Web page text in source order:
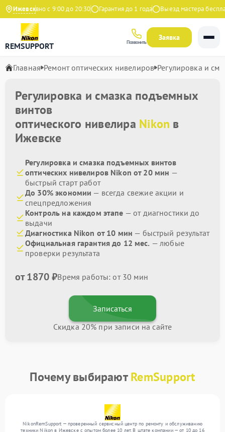
Ижевск
Ежедневно с 9:00 до 20:30 Гарантия до 1 года Выезд мастера
REMSUPPORT Позвонить
Заявка
Главная Ремонт оптических нивелиров Регулировка и
Регулировка и смазка подъемных
винтов
оптического нивелира Nikon в
Ижевске
Регулировка и смазка подъемных винтов
оптических нивелиров Nikon от 20 мин —
быстрый старт работ
До 30% экономии — всегда свежие акции и
спецпредложения
Контроль на каждом этапе — от диагностики до
выдачи
Диагностика Nikon от 10 мин — быстрый результат
Официальная гарантия до 12 мес. — любые
проверки результата
от 1870 ₽Время работы: от 30 мин
Записаться
Скидка 20% при записи на сайте
Почему выбираютRemSupport
NikonRemSupport — проверенный сервисный центр по ремонту и обслуживанию
техники Nikon в Ижевске с опытом более 10 лет. В штате компании — от 10 до 16